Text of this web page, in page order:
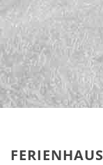
FERIENHAUS